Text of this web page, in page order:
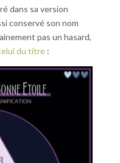
dans sa version
conservé son nom
pas un hasard,
du titre: